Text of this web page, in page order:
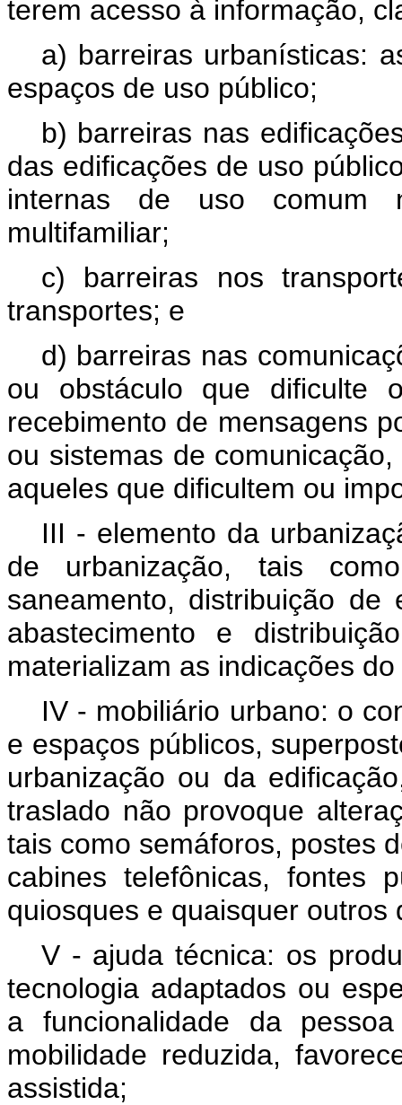
terem acesso à informação,
a) barreiras urbanísticas:
espaços de uso público;
b) barreiras nas
das edificações de uso
internas de uso comum
multifamiliar;
c) barreiras nos
transportes; e
d) barreiras nas
ou obstáculo que dificulte
recebimento de mensagens
ou sistemas de
aqueles que dificultem ou
III - elemento da
de urbanização, tais
saneamento, distribuição de
abastecimento e
materializam as indicações
IV - mobiliário urbano: o
e espaços públicos,
urbanização ou da
traslado não provoque
tais como semáforos, postes
cabines telefônicas, fontes
quiosques e quaisquer outros
V - ajuda técnica: os
tecnologia adaptados ou
a funcionalidade da
mobilidade reduzida,
assistida;